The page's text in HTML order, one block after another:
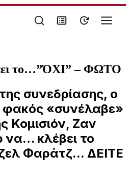
το…”ΌΧΙ” – ΦΩΤΟ
συνεδρίασης, ο
«συνέλαβε»
Κομισιόν, Ζαν
να… κλέβει το
Φαράτζ... ΔΕΙΤΕ